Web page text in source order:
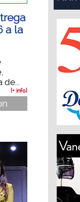
a la
de...
[+ info]